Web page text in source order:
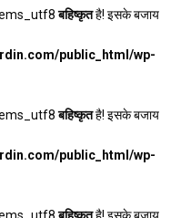
बहिष्कृतहै! इसके बजाय
public_html/wp-
बहिष्कृतहै! इसके बजाय
public_html/wp-